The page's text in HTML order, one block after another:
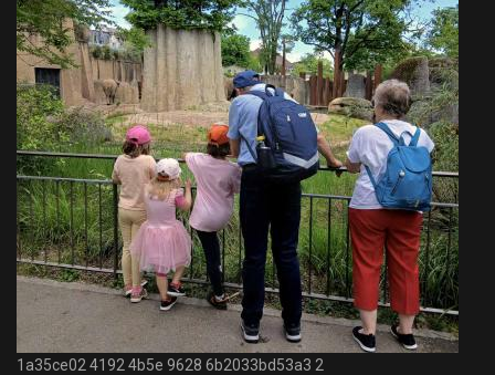
1a35ce02 4192 4b5e 9628 6b2033bd53a3 2